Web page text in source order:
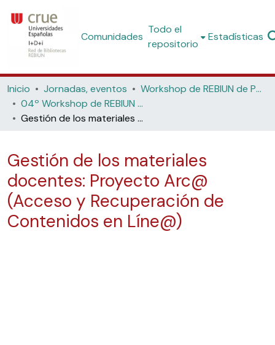
Comunidades
Todo el
repositorio
Estadísticas
Inicio Jornadas, eventos
Workshop de REBIUN de Proyectos Digitales
04º Workshop de REBIUN de Proyectos Digitales: la biblioteca digital y la innovación docente: objetos de aprendizaje y repositorios digitales (Universidad Politécnica de Cataluña, 2004)
Gestión de los materiales docentes: Proyecto Arc@ (Acceso y Recuperación de Contenidos en Líne@)
Gestión de los materiales
docentes: Proyecto Arc@
(Acceso y Recuperación de
Contenidos en Líne@)